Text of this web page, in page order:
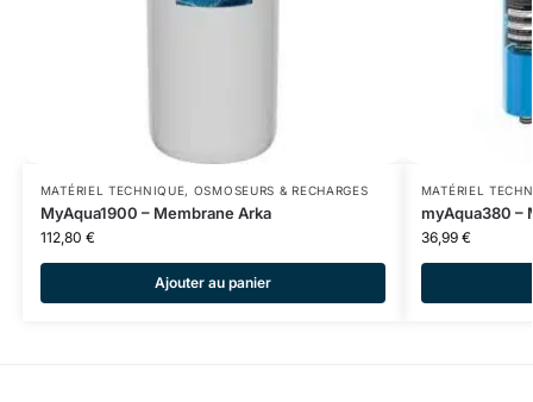
MATÉRIEL TECHNIQUE, OSMOSEURS & RECHARGES
MyAqua1900 – Membrane Arka
112,80 €
Ajouter au panier
MATÉRIEL
myAqua380 –
36,99 €